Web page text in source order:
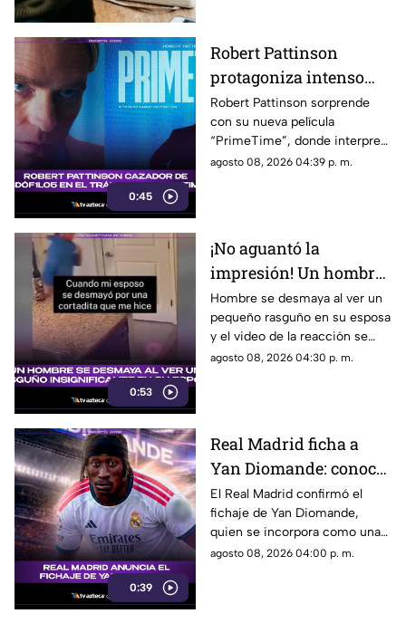
0:45
Robert Pattinson
protagoniza intenso
thriller ‘PrimeTime’
con un nuevo papel
como cazador
Robert Pattinson sorprende
con su nueva película
“PrimeTime”, donde interpreta
a un personaje dedicado a
agosto 08, 2026 04:39 p. m.
0:53
¡No aguantó la
impresión! Un hombre
se desmaya al ver un
rasguño insignificante
en su esposa
Hombre se desmaya al ver un
pequeño rasguño en su esposa
y el video de la reacción se
vuelve viral en las redes
agosto 08, 2026 04:30 p. m.
0:39
Real Madrid ficha a
Yan Diomande: conoce
al nuevo refuerzo que
llega al club español
El Real Madrid confirmó el
fichaje de Yan Diomande,
quien se incorpora como una
de las nuevas apuestas del
agosto 08, 2026 04:00 p. m.